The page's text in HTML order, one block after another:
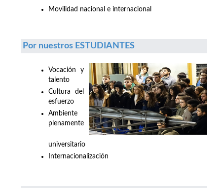
Movilidad nacional e internacional
Por nuestros ESTUDIANTES
Vocación y
talento
Cultura del
esfuerzo
Ambiente
plenamente
universitario
Internacionalización